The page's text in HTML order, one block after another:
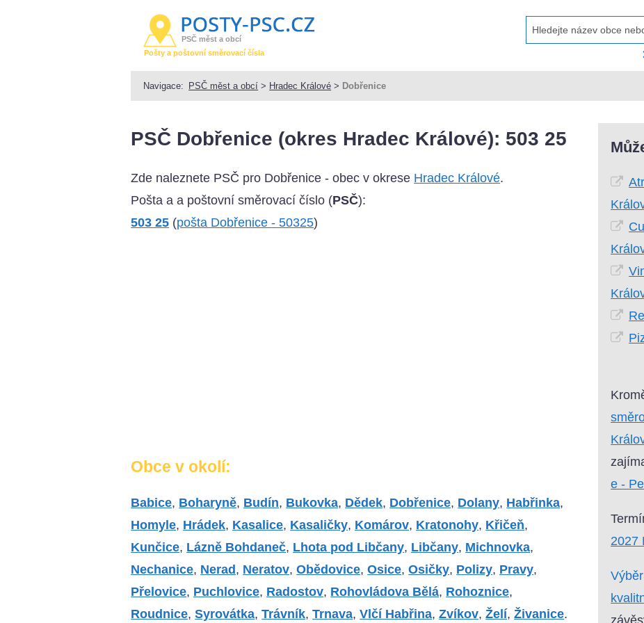
PSČ měst a obcí
Pošty a poštovní směrovací čísla
Navigace: PSČ měst a obcí > Hradec Králové > Dobřenice
PSČ Dobřenice (okres Hradec Králové): 503 25
Zde naleznete PSČ pro Dobřenice - obec v okrese Hradec Králové.
Pošta a a poštovní směrovací číslo (PSČ):
503 25 (pošta Dobřenice - 50325)
Obce v okolí:
Babice, Boharyně, Budín, Bukovka, Dědek, Dobřenice, Dolany, Habřinka,
Homyle, Hrádek, Kasalice, Kasaličky, Komárov, Kratonohy, Křičeň,
Kunčice, Lázně Bohdaneč, Lhota pod Libčany, Libčany, Michnovka,
Nechanice, Nerad , Neratov,Obědovice,Osice,Osičky, Polizy, Pravy,
Přelovice, Puchlovice, Radostov, Rohovládova Bělá, Rohoznice,
Roudnice,Syrovátka,Trávník,Trnava,Vlčí Habřina,Zvíkov,Želí,Živanice.
e -
2027